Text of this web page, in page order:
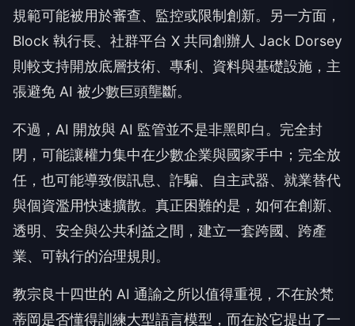
規範可能被用於審查、監控或限制創新。另一方面，
Block 執行長、社群平台 X 共同創辦人 Jack Dorsey
則較支持開放底層技術、專利、資料與基礎設施，主
張避免 AI 被少數巨頭壟斷。
不過，AI 開放與 AI 監管並不是非黑即白。完全封
閉，可能讓權力集中在少數企業與國家手中；完全放
任，也可能導致假訊息、詐騙、自主武器、就業替代
與個資濫用快速擴散。真正困難的是，如何在創新、
透明、安全與公共利益之間，建立一套跨國、跨產
業、可執行的治理規則。
教宗良十四世的 AI 通諭之所以值得重視，不在於梵
蒂岡是否懂得訓練大型語言模型，而在於它提出了一